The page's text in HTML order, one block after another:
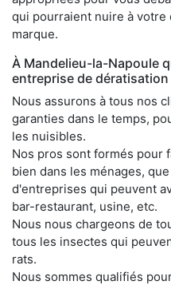
qui pourraient nuire à votre
marque.
À Mandelieu-la-Napoule
entreprise de dératisation
Nous assurons à tous nos
garanties dans le temps,
les nuisibles.
Nos pros sont formés pour
bien dans les ménages,
d'entreprises qui peuvent
bar-restaurant, usine, etc.
Nous nous chargeons de
tous les insectes qui
rats.
Nous sommes qualifiés